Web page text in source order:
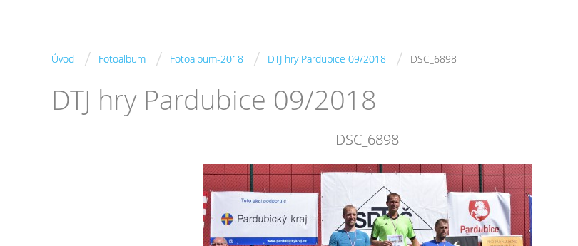
Úvod / Fotoalbum / Fotoalbum-2018 / DTJ hry Pardubice 09/2018 / DSC_6898
DTJ hry Pardubice 09/2018
DSC_6898